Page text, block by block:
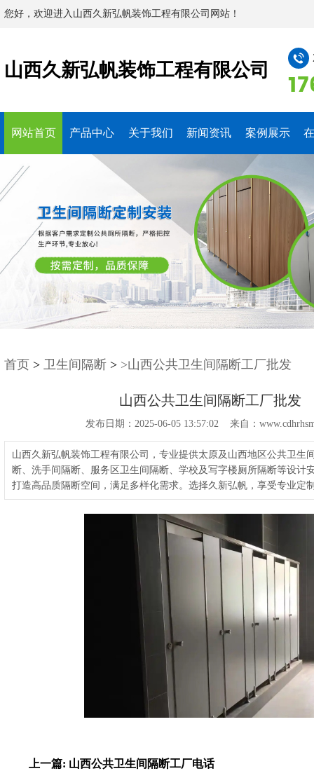
您好，欢迎进入山西久新弘帆装饰工程有限公司网站！
山西久新弘帆装饰工程有限公司
网站首页 产品中心 关于我们 新闻资讯 案例展示
首页 > 卫生间隔断 > >山西公共卫生间隔断工厂批发
山西公共卫生间隔断工厂批发
发布日期：2025-06-05 13:57:02 来自：
山西久新弘帆装饰工程有限公司，专业提供太原及山西地区公共卫生
断、洗手间隔断、服务区卫生间隔断、学校及写字楼厕所隔断等设计
打造高品质隔断空间，满足多样化需求。选择久新弘帆，享受专业定
上一篇: 山西公共卫生间隔断工厂电话